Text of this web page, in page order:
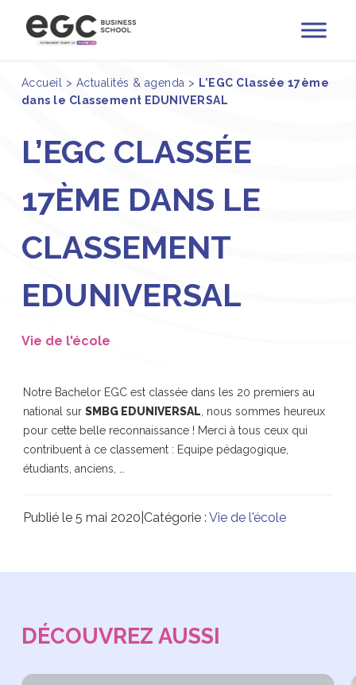
Accueil > Actualités & agenda > L’EGC Classée 17ème
dans le Classement EDUNIVERSAL
L’EGC CLASSÉE
17ÈME DANS LE
CLASSEMENT
EDUNIVERSAL
Vie de l'école
Notre Bachelor EGC est classée dans les 20 premiers au
national surSMBG EDUNIVERSAL , nous sommes heureux
pour cette belle reconnaissance ! Merci à tous ceux qui
contribuent à ce classement : Equipe pédagogique,
étudiants, anciens, …
Publié le 5 mai 2020 Catégorie :Vie de l'école
DÉCOUVREZ AUSSI